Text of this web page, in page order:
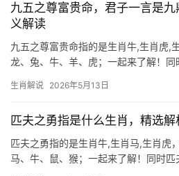
九五之尊富贵命，君子一言是
义解读
九五之尊富贵命指的是生肖牛,生肖虎,
龙、兔、牛、羊、虎；一起来了解！
征，2026年逢“丙午”火旺之年，属龙人
生肖解说 2026年5月13日
匹夫之勇指是什么生肖，精选解
匹夫之勇指的是生肖牛,生肖马,生肖虎
马、牛、鼠、猴；一起来了解！同时匹